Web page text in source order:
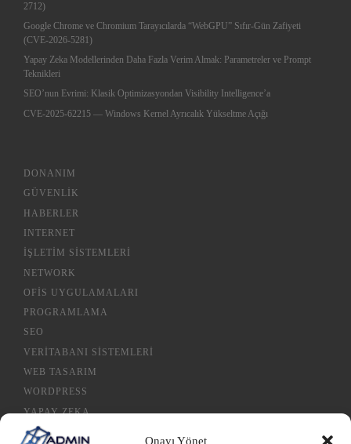
Onayı Yönet
2712)
Google Chrome ve Chromium Tarayıcılarda “WebGPU” Sıfır-Gün Zafiyeti
(CVE-2026-5281)
Yapay Zeka Modellerinden Daha Fazla Verim Almak: Parametreler ve Prompt
Teknikleri
SEO’nun Evrimi: Klasik Optimizasyondan Visibility Intelligence’a
CVE-2025-62215 — Windows Kernel Ayrıcalık Yükseltme Açığı
DONANIM
GÜVENLIK
HABERLER
INTERNET
İŞLETIM SISTEMLERI
NETWORK
OFIS UYGULAMALARI
PROGRAMLAMA
SEO
VERITABANI SISTEMLERI
WEB TASARIM
WORDPRESS
YAPAY ZEKA